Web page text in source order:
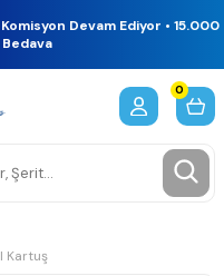
Devam Ediyor • 15.000
0
Kartuş